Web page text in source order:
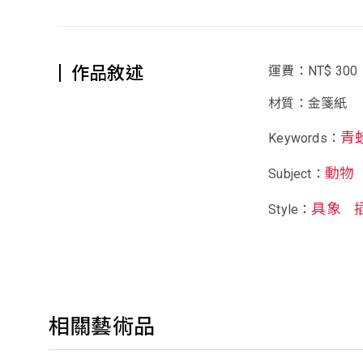
作品敘述 運費：NT$ 300
材質：金箋紙
Keywords：青
Subject： 動物
Style：具象
相關藝術品